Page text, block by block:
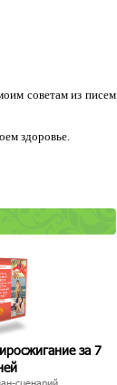
советам из писем
здоровье.
за 7